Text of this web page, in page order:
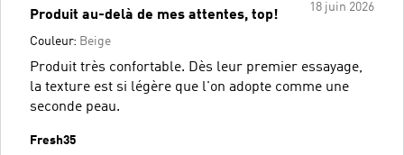
18 juin 2026
Produit au-delà de mes attentes, top!
Couleur: Beige
Produit très confortable. Dès leur premier essayage,
la texture est si légère que l'on adopte comme une
seconde peau.
Fresh35